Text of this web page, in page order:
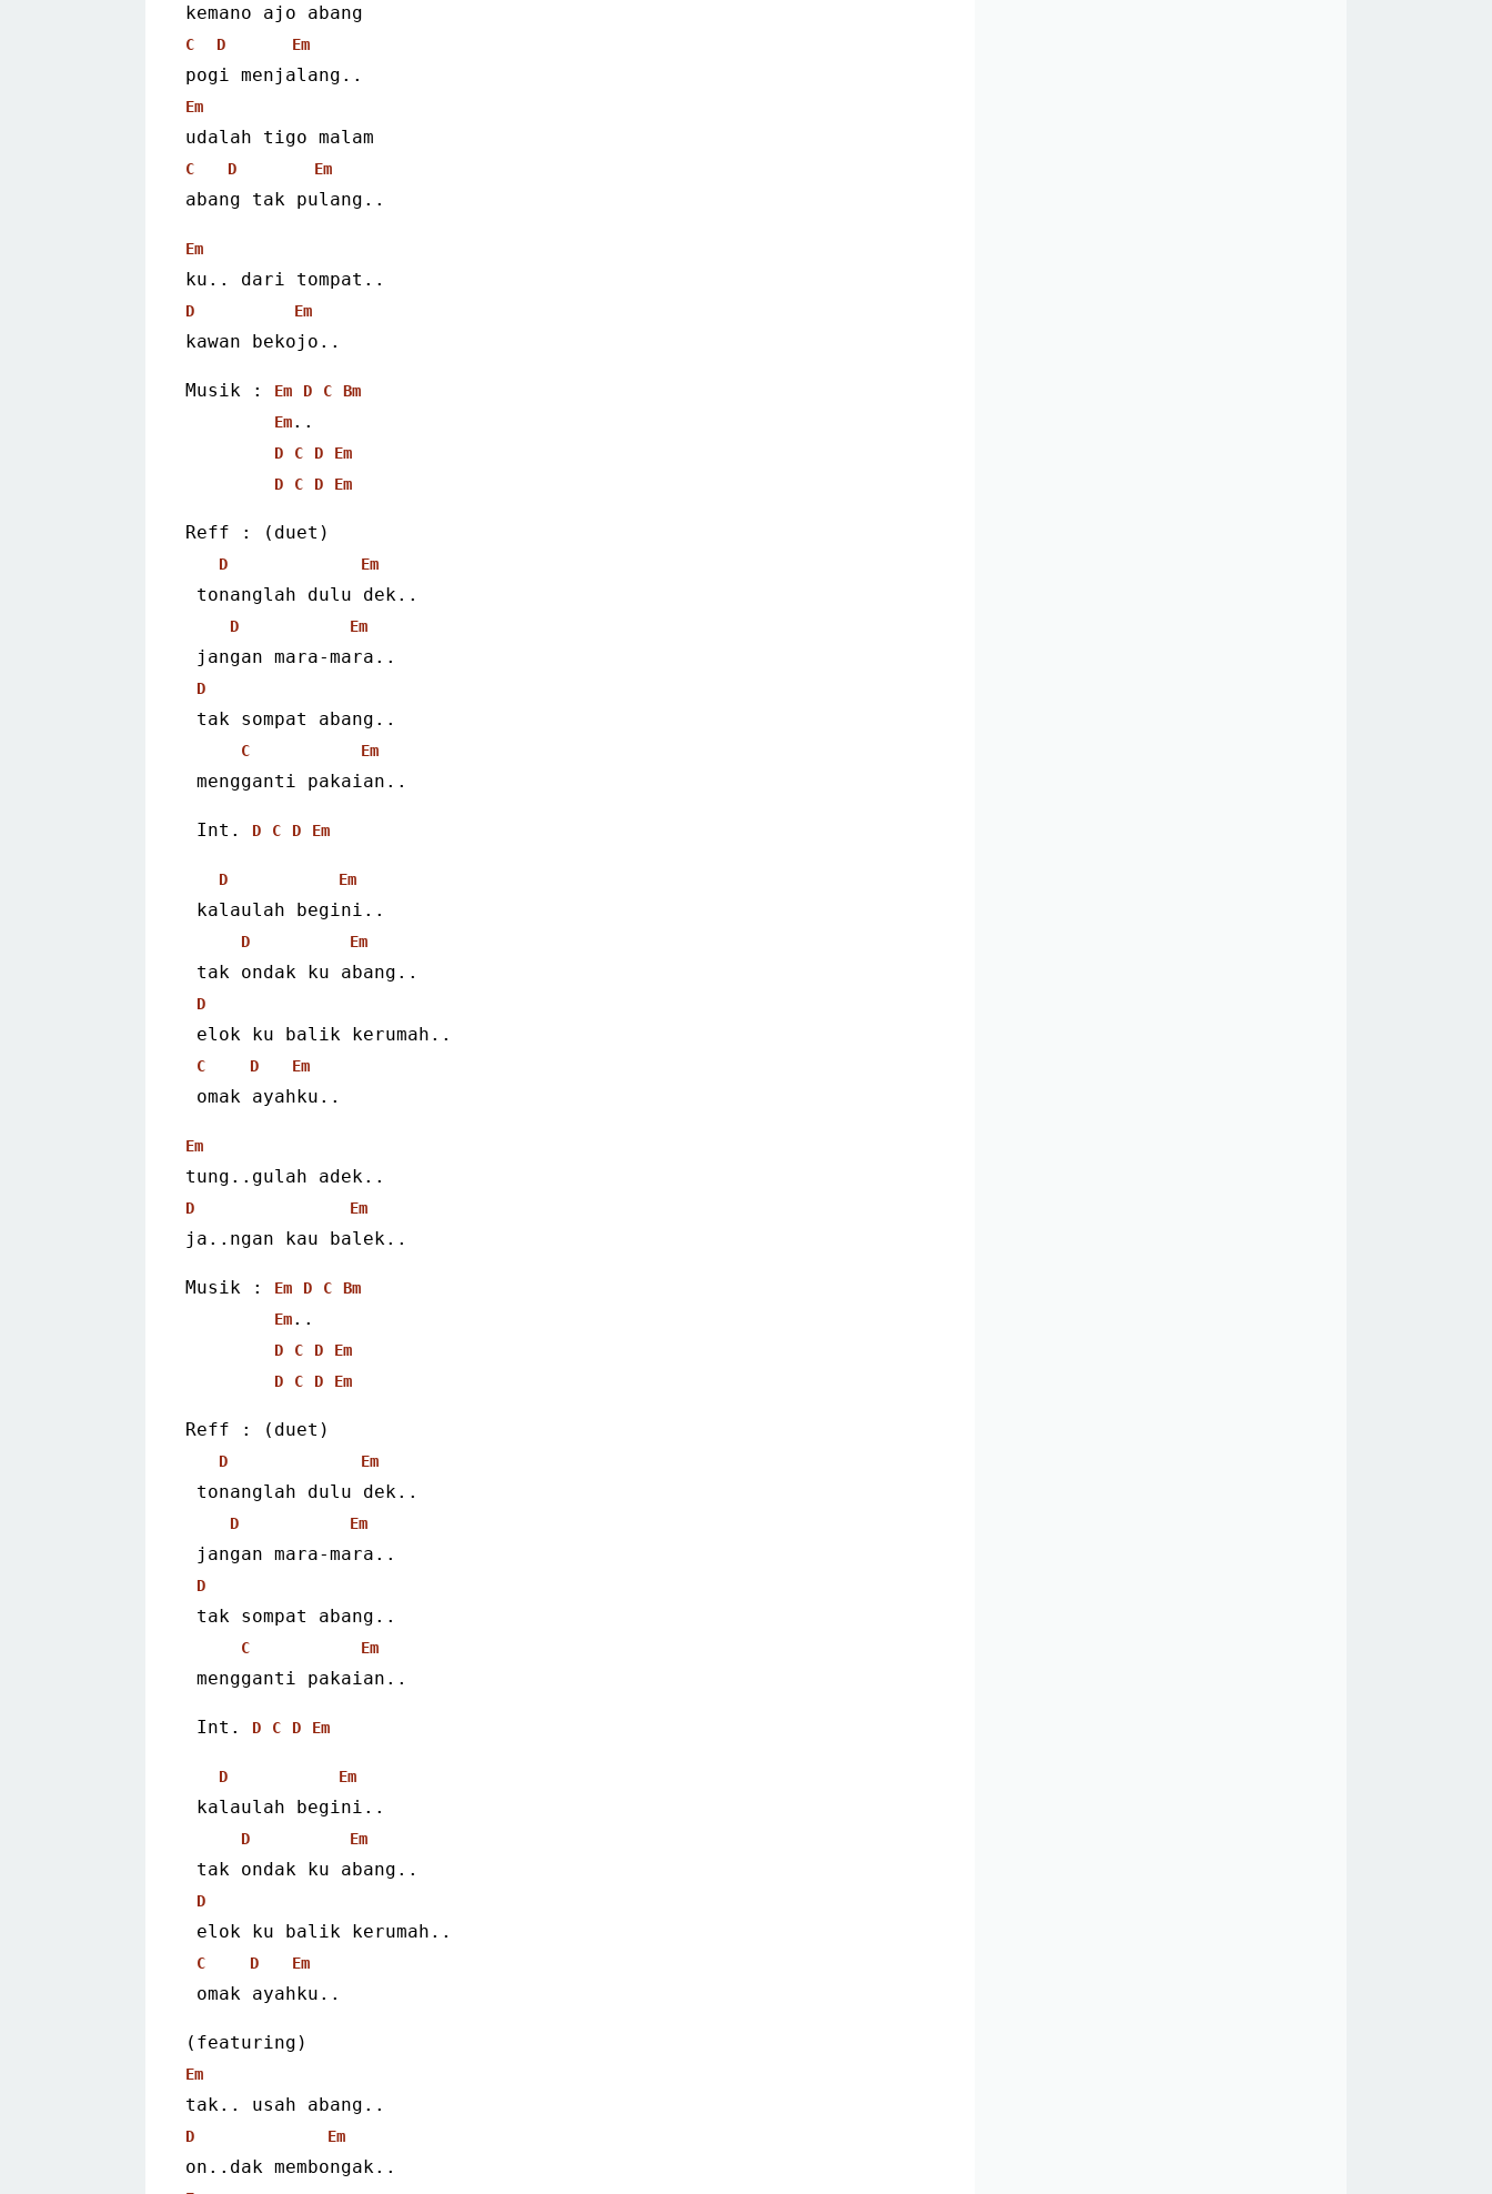
kemano ajo abang
C D Em
pogi menjalang..
Em
udalah tigo malam
C D Em
abang tak pulang..
Em
ku.. dari tompat..
D Em
kawan bekojo..
Musik : Em D C
Bm
Em..
D C D
Em
D
C D Em
Reff : (duet)
D Em
tonanglah dulu dek..
D Em
jangan mara-mara..
D
tak sompat abang..
C Em
mengganti pakaian..
Int. D C D Em
D Em
kalaulah begini..
D Em
tak ondak ku abang..
D
elok ku balik kerumah..
C D Em
omak ayahku..
Em
tung..gulah adek..
D Em
ja..ngan kau balek..
Musik : Em D C
Bm
Em..
D C D
Em
D
C D Em
Reff : (duet)
D Em
tonanglah dulu dek..
D Em
jangan mara-mara..
D
tak sompat abang..
C Em
mengganti pakaian..
Int. D C D Em
D Em
kalaulah begini..
D Em
tak ondak ku abang..
D
elok ku balik kerumah..
C D Em
omak ayahku..
(featuring)
Em
tak.. usah abang..
D Em
on..dak membongak..